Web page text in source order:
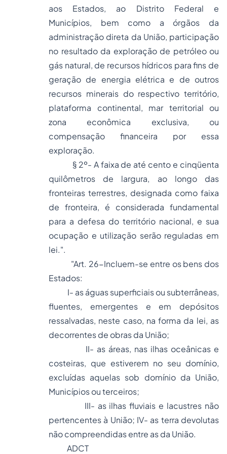
aos Estados, ao Distrito Federal e
Municípios, bem como a órgãos da
administração direta da União, participação
no resultado da exploração de petróleo ou
gás natural, de recursos hídricos para fins de
geração de energia elétrica e de outros
recursos minerais do respectivo território,
plataforma continental, mar territorial ou
zona econômica exclusiva, ou
compensação financeira por essa
exploração.
§ 2º- A faixa de até cento e cinqüenta
quilômetros de largura, ao longo das
fronteiras terrestres, designada como faixa
de fronteira, é considerada fundamental
para a defesa do território nacional, e sua
ocupação e utilização serão reguladas em
lei.".
"Art. 26-Incluem-se entre os bens dos
Estados:
I- as águas superficiais ou subterrâneas,
fluentes, emergentes e em depósitos
ressalvadas, neste caso, na forma da lei, as
decorrentes de obras da União;
II- as áreas, nas ilhas oceânicas e
costeiras, que estiverem no seu domínio,
excluídas aquelas sob domínio da União,
Municípios ou terceiros;
III- as ilhas fluviais e lacustres não
pertencentes à União; IV- as terra devolutas
não compreendidas entre as da União.
ADCT